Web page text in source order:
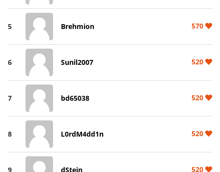
5 Brehmion 570
6 Sunil2007 520
7 bd65038 520
8 L0rdM4dd1n 520
9 dStein 520